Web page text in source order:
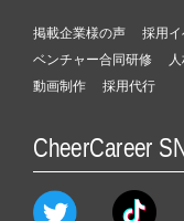
掲載企業様の声 採用イ
ベンチャー合同研修
動画制作
採用代行
CheerCareer